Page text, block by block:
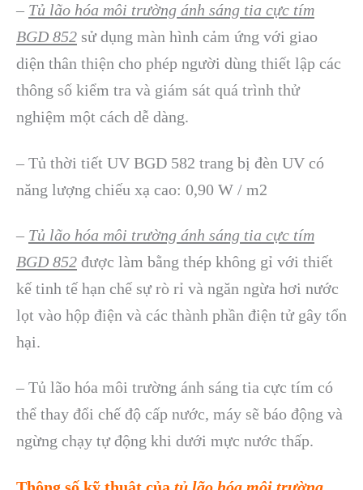
– Tủ lão hóa môi trường ánh sáng tia cực tím
BGD 852 sử dụng màn hình cảm ứng với giao
diện thân thiện cho phép người dùng thiết lập các
thông số kiểm tra và giám sát quá trình thử
nghiệm một cách dễ dàng.
– Tủ thời tiết UV BGD 582 trang bị đèn UV có
năng lượng chiếu xạ cao: 0,90 W / m2
– Tủ lão hóa môi trường ánh sáng tia cực tím
BGD 852 được làm bằng thép không gỉ với thiết
kế tinh tế hạn chế sự rò rỉ và ngăn ngừa hơi nước
lọt vào hộp điện và các thành phần điện tử gây tổn
hại.
– Tủ lão hóa môi trường ánh sáng tia cực tím có
thể thay đổi chế độ cấp nước, máy sẽ báo động và
ngừng chạy tự động khi dưới mực nước thấp.